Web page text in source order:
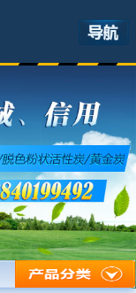
关于我们
产品展示
最新资讯
应用领域
联系我们